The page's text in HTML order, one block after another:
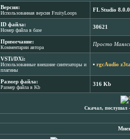
Версия:
Использованная версия FruityLoops
FL Studio 8.0.0
ID файла:
Номер файла в базе
30621
Примечание:
Комментарии автора
Просто
VSTi/DXi:
Использованные внешние синтезаторы и
плагины
▪ rgcAudio
Размер файла:
Размер файла в Kb
316 Kb
Скачал, послушал